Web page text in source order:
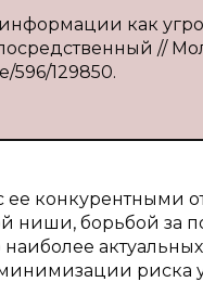
как
//
596/129850.
ее конкурентными
борьбой за
риска